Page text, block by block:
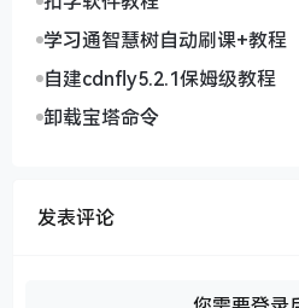
学习通智慧树自动刷课+教程
自建cdnfly5.2.1保姆级教程
卸载宝塔命令
发表评论